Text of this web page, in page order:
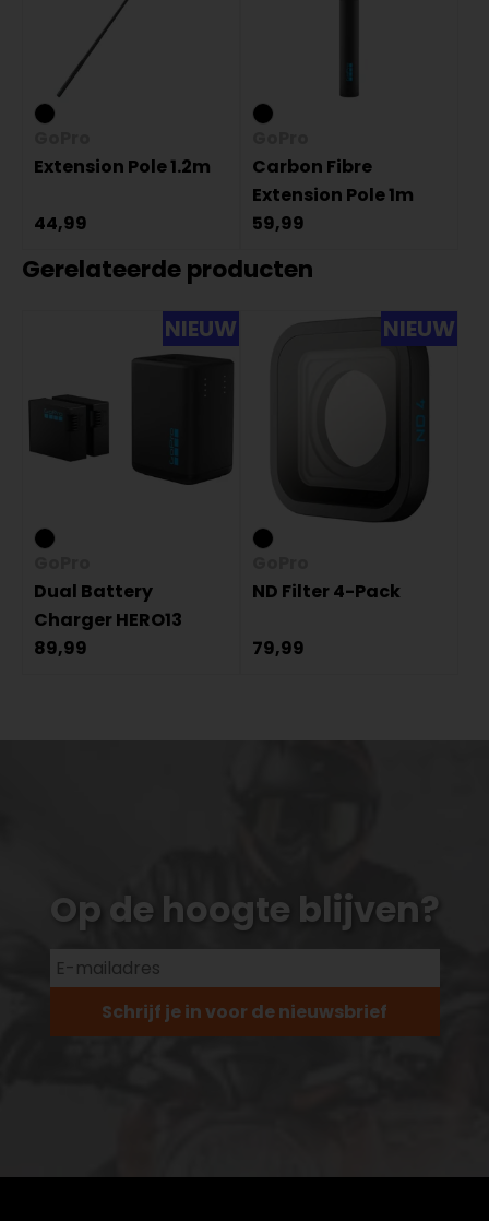
Extension Pole 1.2m
44,99
Carbon Fibre
Extension Pole 1m
59,99
Gerelateerde producten
NIEUW
Dual Battery
Charger HERO13
89,99
NIEUW
ND Filter 4-Pack
79,99
Op de hoogte blijven?
Schrijf je in voor de nieuwsbrief